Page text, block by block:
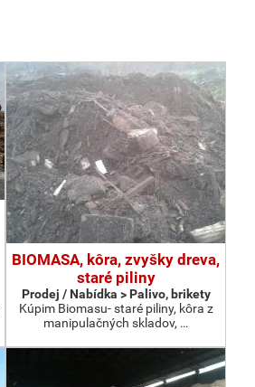
BIOMASA, kôra, zvyšky dreva,
staré piliny
Prodej / Nabídka > Palivo, brikety
Kúpim Biomasu- staré piliny, kôra z
manipulačných skladov, …